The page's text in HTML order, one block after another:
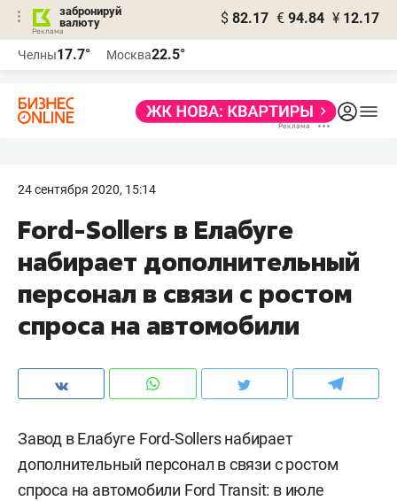
забронируй
валюту
$ 82.17 € 94.84 ¥ 12.17
Челны17.7° Москва22.5°
24 сентября 2020, 15:14
Ford-Sollers в Елабуге
набирает дополнительный
персонал в связи с ростом
спроса на автомобили
Завод в Елабуге Ford-Sollers набирает
дополнительный персонал в связи с ростом
спроса на автомобили Ford Transit: в июле